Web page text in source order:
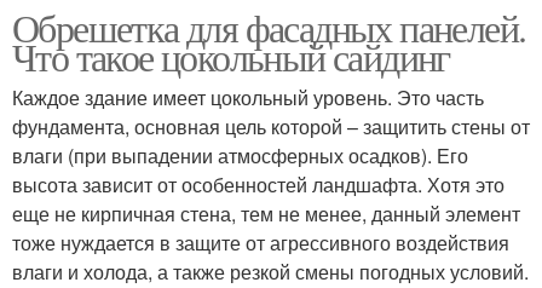
Обрешетка для фасадных панелей.
Что такое цокольный сайдинг
Каждое здание имеет цокольный уровень. Это часть
фундамента, основная цель которой – защитить стены от
влаги (при выпадении атмосферных осадков). Его
высота зависит от особенностей ландшафта. Хотя это
еще не кирпичная стена, тем не менее, данный элемент
тоже нуждается в защите от агрессивного воздействия
влаги и холода, а также резкой смены погодных условий.